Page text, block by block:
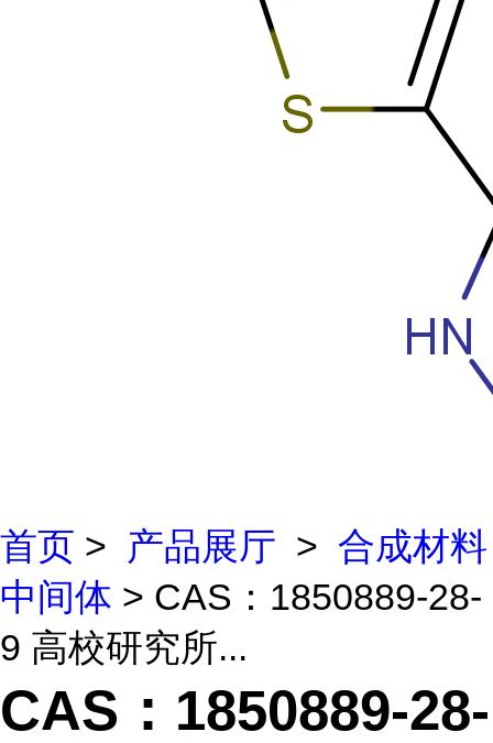
首页 > 产品展厅 > 合成材料
中间体 > CAS：1850889-28-
9 高校研究所...
CAS：1850889-28-